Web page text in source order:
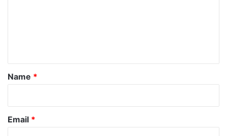
*
Name *
Email *